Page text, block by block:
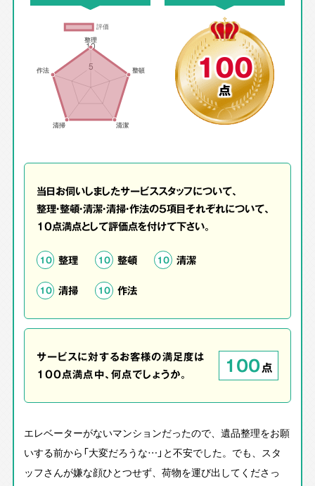
100
点
当日お伺いしましたサービススタッフについて、
整理・整頓・清潔・清掃・作法の5項目それぞれについて、
10点満点として評価点を付けて下さい。
10 整理 10 整頓 10 清潔
10 清掃 10 作法
サービスに対するお客様の満足度は
100点満点中、何点でしょうか。
100点
エレベーターがないマンションだったので、遺品整理をお願
いする前から「大変だろうな…」と不安でした。でも、スタ
ッフさんが嫌な顔ひとつせず、荷物を運び出してくださっ